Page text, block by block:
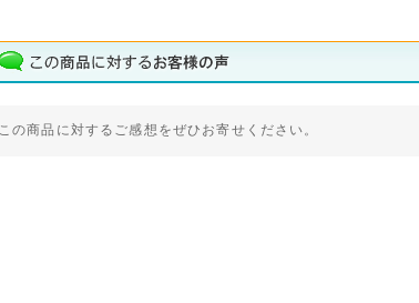
この商品に対するご感想をぜひお寄せください。